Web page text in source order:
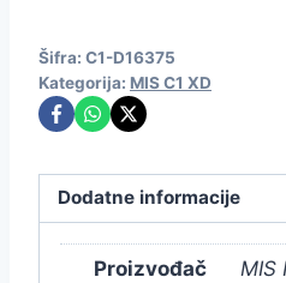
Šifra: C1-D16375
Kategorija: MIS C1 XD
Dodatne informacije
Proizvođač MIS